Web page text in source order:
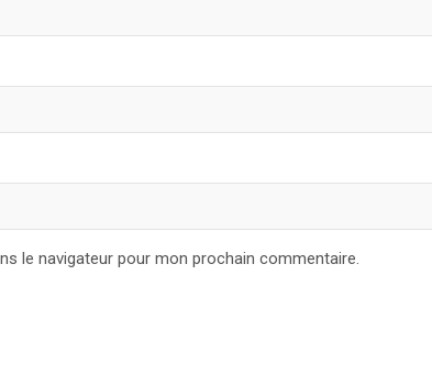
le navigateur pour mon prochain commentaire.